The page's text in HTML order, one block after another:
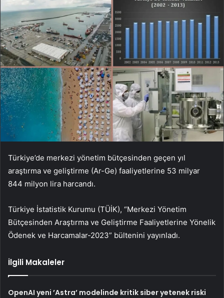
Türkiye’de merkezi yönetim bütçesinden geçen yıl
araştırma ve geliştirme (Ar-Ge) faaliyetlerine 53 milyar
844 milyon lira harcandı.
Türkiye İstatistik Kurumu (TÜİK), “Merkezi Yönetim
Bütçesinden Araştırma ve Geliştirme Faaliyetlerine Yönelik
Ödenek ve Harcamalar-2023” bültenini yayınladı.
İlgili Makaleler
OpenAI yeni ’Astra’ modelinde kritik siber yetenek riski